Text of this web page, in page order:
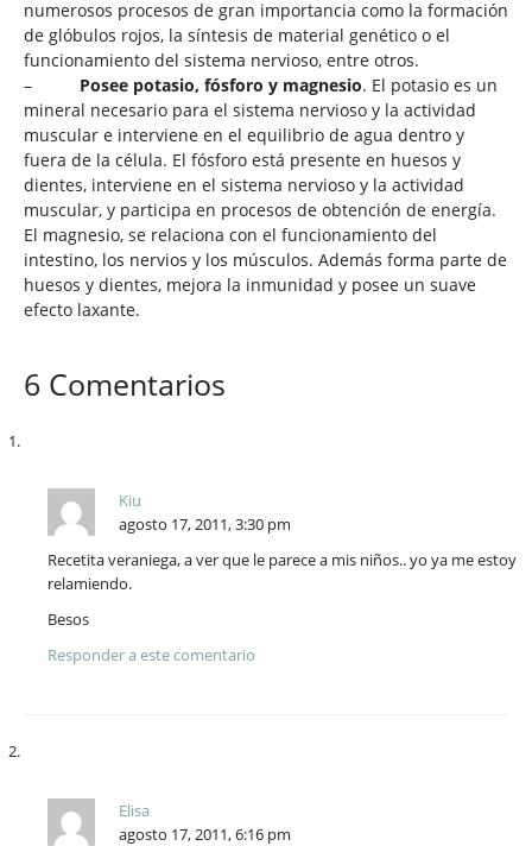
numerosos procesos de gran importancia como la formación
de glóbulos rojos, la síntesis de material genético o el
funcionamiento del sistema nervioso, entre otros.
–
Posee potasio, fósforo y magnesio. El potasio es un
mineral necesario para el sistema nervioso y la actividad
muscular e interviene en el equilibrio de agua dentro y
fuera de la célula. El fósforo está presente en huesos y
dientes, interviene en el sistema nervioso y la actividad
muscular, y participa en procesos de obtención de energía.
El magnesio, se relaciona con el funcionamiento del
intestino, los nervios y los músculos. Además forma parte de
huesos y dientes, mejora la inmunidad y posee un suave
efecto laxante.
6 Comentarios
Kiu
agosto 17, 2011, 3:30 pm
Recetita veraniega, a ver que le parece a mis niños.. yo ya me estoy
relamiendo.
Besos
Responder a este comentario
Elisa
agosto 17, 2011, 6:16 pm